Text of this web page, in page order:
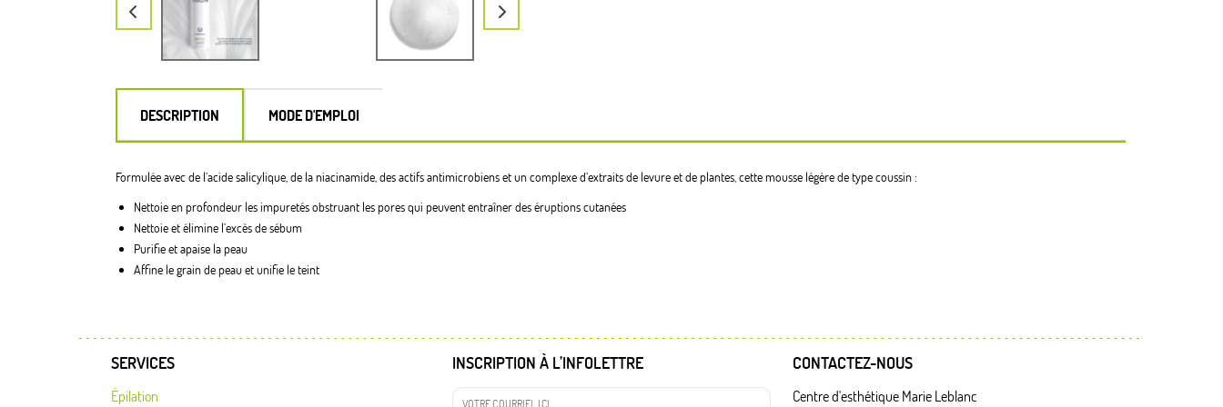
DESCRIPTION MODE D'EMPLOI
Formulée avec de l’acide salicylique, de la niacinamide, des actifs antimicrobiens et un complexe d’extraits de levure et de plantes, cette mousse légère de type coussin :
Nettoie en profondeur les impuretés obstruant les pores qui peuvent entraîner des éruptions cutanées
Nettoie et élimine l’excès de sébum
Purifie et apaise la peau
Affine le grain de peau et unifie le teint
SERVICES
Épilation
INSCRIPTION À L’INFOLETTRE CONTACTEZ-NOUS
Centre d'esthétique Marie Leblanc